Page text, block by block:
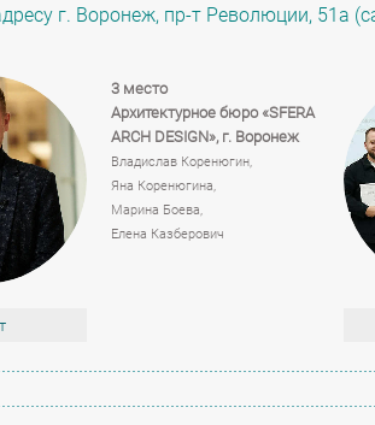
г. Воронеж, пр-т Революции, 51а
3 место
Архитектурное бюро «SFERA
ARСH DESIGN»,г. Воронеж
Владислав Коренюгин,
Яна Коренюгина,
Марина Боева,
Елена Казберович